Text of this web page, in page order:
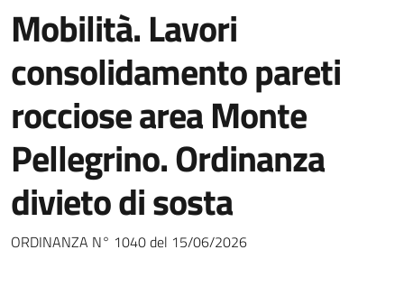
Mobilità. Lavori
consolidamento pareti
rocciose area Monte
Pellegrino. Ordinanza
divieto di sosta
Dettagli della notizia
ORDINANZA N° 1040 del 15/06/2026